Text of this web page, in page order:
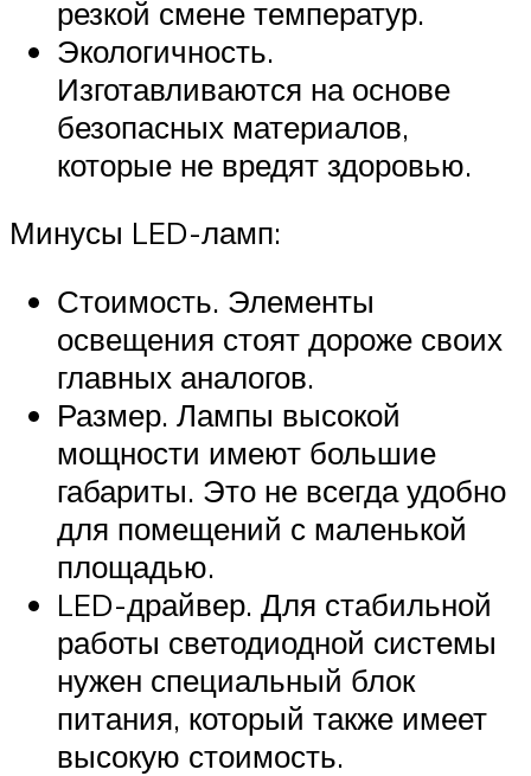
резкой смене температур.
Экологичность.
Изготавливаются на основе
безопасных материалов,
которые не вредят здоровью.
Минусы LED-ламп:
Стоимость. Элементы
освещения стоят дороже своих
главных аналогов.
Размер. Лампы высокой
мощности имеют большие
габариты. Это не всегда удобно
для помещений с маленькой
площадью.
LED-драйвер. Для стабильной
работы светодиодной системы
нужен специальный блок
питания, который также имеет
высокую стоимость.